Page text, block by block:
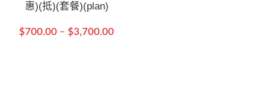
惠)(抵)(套餐)(plan)
$700.00 – $3,700.00